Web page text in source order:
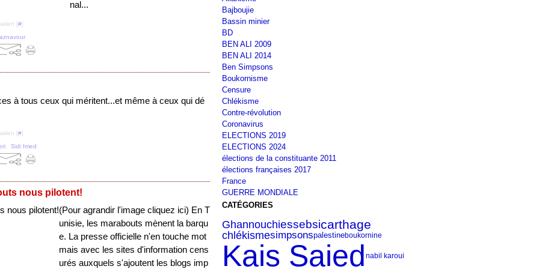
nal...
[#]
aznavour
à tous ceux qui méritent...et même à ceux qui dé
[#]
Sidi Imed
nous pilotent!
(Pour agrandir l'image cliquez ici) En T
unisie, les marabouts mènent la barqu
e. La presse officielle n'en touche mot
mais avec les sites d'information cens
urés auxquels s'ajoutent les blogs imp
Bajboujie
Bassin minier
BD
BEN ALI 2009
BEN ALI 2014
Ben Simpsons
Boukornisme
Censure
Chlékisme
Contre-révolution
Coronavirus
ELECTIONS 2019
ELECTIONS 2024
élections de la constituante 2011
élections françaises 2017
France
GUERRE MONDIALE
CATÉGORIES
Ghannouchiessebsicarthage
chlékismesimpsonspalestineboukornine
Kais Saied nabil karoui